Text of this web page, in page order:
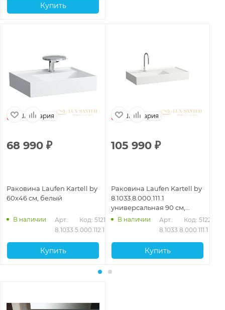
Купить
Швейцария
68 990 ₽
Раковина Laufen Kartell by
60x46 см, белый
В наличии
Арт.:
8.1033.5.000.112.1
Код: 51215
Купить
Швейцария
105 990 ₽
Раковина Laufen Kartell by
8.1033.8.000.111.1
универсальная 90 см,
белый глянцевый
В наличии
Арт.:
8.1033.8.000.111.1
Код: 51225
Купить